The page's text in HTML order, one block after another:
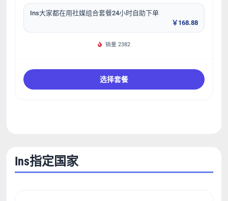
Ins大家都在用社媒组合套餐24小时自助下单
￥168.88
销量 2382
选择套餐
Ins指定国家